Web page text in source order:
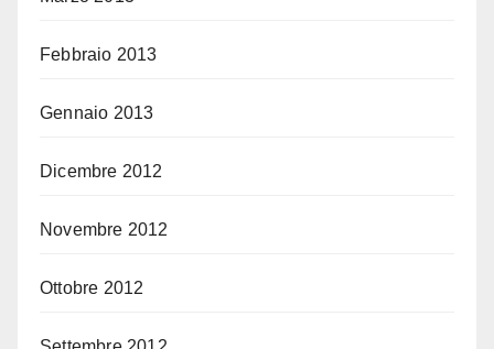
Febbraio 2013
Gennaio 2013
Dicembre 2012
Novembre 2012
Ottobre 2012